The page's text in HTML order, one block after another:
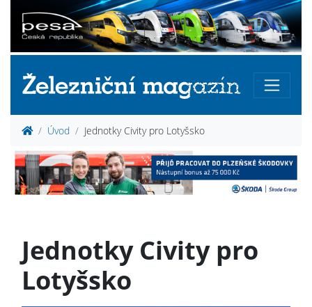
Úvod Jednotky Civity pro Lotyšsko
Jednotky Civity pro
Lotyšsko